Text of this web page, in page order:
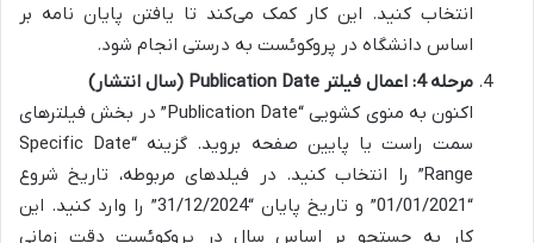
انتخاب کنید. این کار کمک می‌کند تا یافتن پایان نامه بر
اساس دانشگاه در پروکوئست به درستی انجام شود.
مرحله 4: اعمال فیلتر Publication Date (سال انتشار)
اکنون به منوی کشویی “Publication Date” در بخش فیلترهای
سمت راست یا پایین صفحه بروید. گزینه “Specific Date
Range” را انتخاب کنید. در فیلدهای مربوطه، تاریخ شروع
“01/01/2021” و تاریخ پایان “31/12/2024” را وارد کنید. این
کار به جستجو بر اساس سال در پروکوئست دقت زمانی